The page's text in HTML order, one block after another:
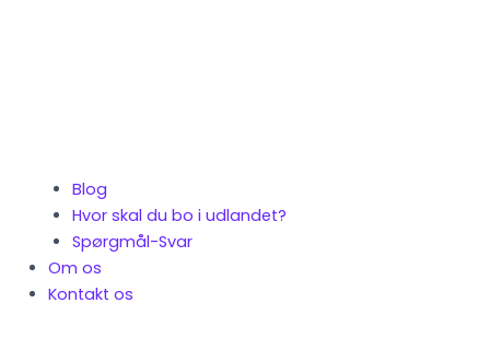
Blog
Hvor skal du bo i udlandet?
Spørgmål-Svar
Om os
Kontakt os